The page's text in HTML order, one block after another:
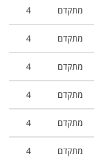
מתקדם 4
מתקדם 4
מתקדם 4
מתקדם 4
מתקדם 4
מתקדם 4